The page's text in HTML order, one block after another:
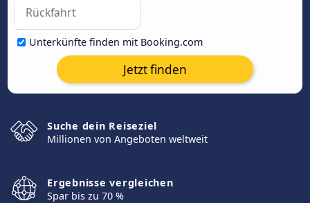
Unterkünfte finden mit Booking.com
Jetzt finden
Suche dein Reiseziel
Millionen von Angeboten weltweit
Ergebnisse vergleichen
Spar bis zu 70 %